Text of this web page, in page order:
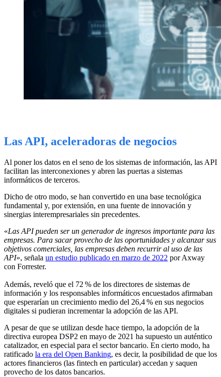
Las API, aceleradoras de negocios
Al poner los datos en el seno de los sistemas de información, las API
facilitan las interconexiones y abren las puertas a sistemas
informáticos de terceros.
Dicho de otro modo, se han convertido en una base tecnológica
fundamental y, por extensión, en una fuente de innovación y
sinergias interempresariales sin precedentes.
«Las API pueden ser un generador de ingresos importante para las
empresas. Para sacar provecho de las oportunidades y alcanzar sus
objetivos comerciales, las empresas deben recurrir al uso de las
API», señala un estudio publicado en marzo de 2022 por Axway
con Forrester.
Además, reveló que el 72 % de los directores de sistemas de
información y los responsables informáticos encuestados afirmaban
que esperarían un crecimiento medio del 26,4 % en sus negocios
digitales si pudieran incrementar la adopción de las API.
A pesar de que se utilizan desde hace tiempo, la adopción de la
directiva europea DSP2 en mayo de 2021 ha supuesto un auténtico
catalizador, en especial para el sector bancario. En cierto modo, ha
ratificado la era del Open Banking, es decir, la posibilidad de que los
actores financieros (las fintech en particular) accedan y saquen
provecho de los datos bancarios.